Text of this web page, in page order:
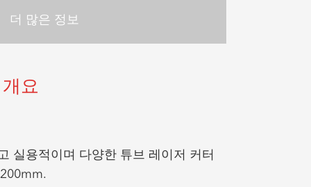
더 많은 정보
요
실용적이며 다양한 튜브 레이저 커터